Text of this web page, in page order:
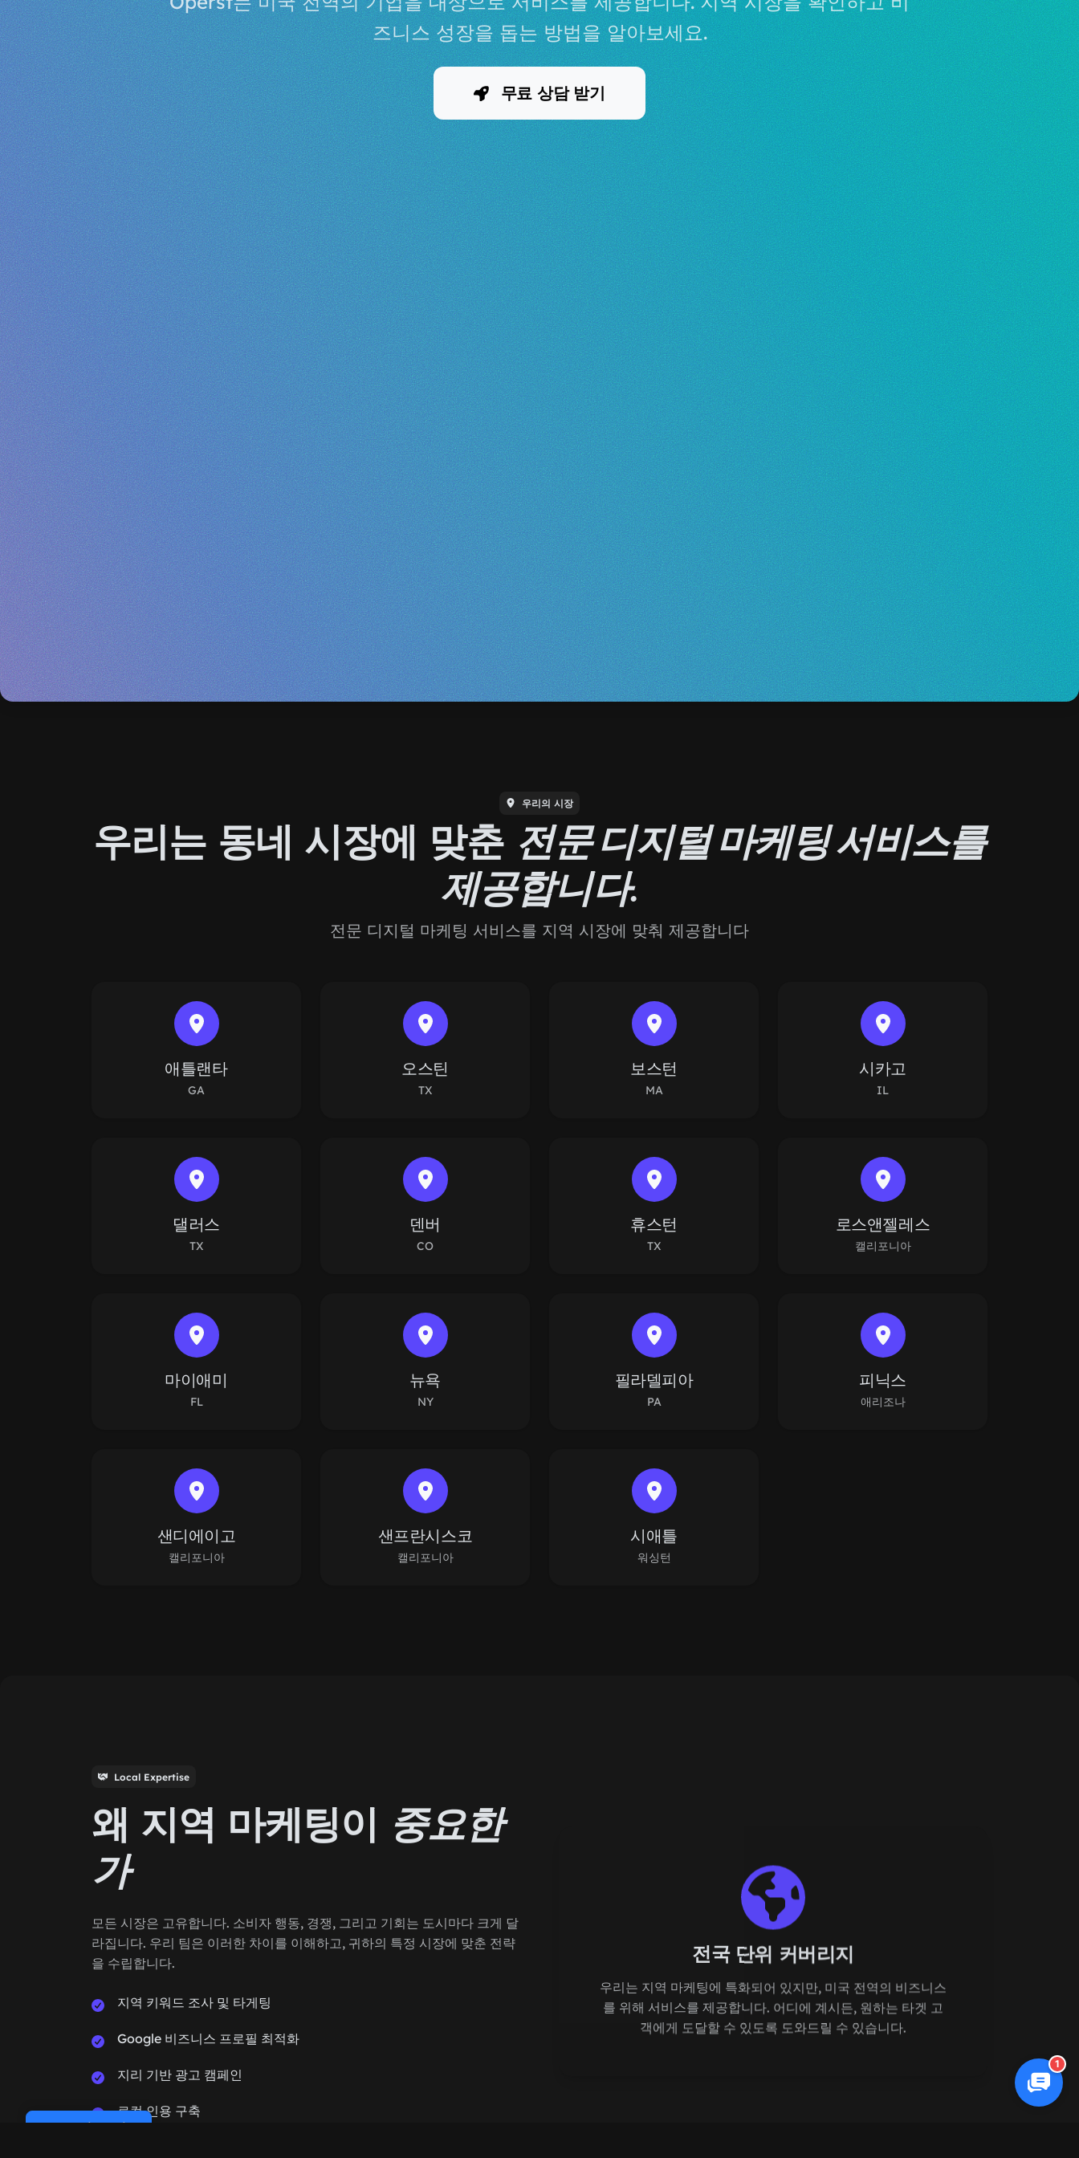
즈니스 성장을 돕는 방법을 알아보세요.
무료 상담 받기
우리의 시장
우리는 동네 시장에 맞춘 전문 디지털 마케팅 서비스를
제공합니다.
전문 디지털 마케팅 서비스를 지역 시장에 맞춰 제공합니다
애틀랜타
GA
오스틴
TX
보스턴
MA
시카고
IL
댈러스
TX
덴버
CO
휴스턴
TX
로스앤젤레스
캘리포니아
마이애미
FL
뉴욕
NY
필라델피아
PA
피닉스
애리조나
샌디에이고
캘리포니아
샌프란시스코
캘리포니아
시애틀
워싱턴
Local Expertise
왜 지역 마케팅이 중요한
가
모든 시장은 고유합니다. 소비자 행동, 경쟁, 그리고 기회는 도시마다 크게 달
라집니다. 우리 팀은 이러한 차이를 이해하고, 귀하의 특정 시장에 맞춘 전략
을 수립합니다.
지역 키워드 조사 및 타게팅
Google 비즈니스 프로필 최적화
지리 기반 광고 캠페인
로컬 인용 구축
전국 단위 커버리지
우리는 지역 마케팅에 특화되어 있지만, 미국 전역의 비즈니스
를 위해 서비스를 제공합니다. 어디에 계시든, 원하는 타겟 고
객에게 도달할 수 있도록 도와드릴 수 있습니다.
1
Cookie Policy